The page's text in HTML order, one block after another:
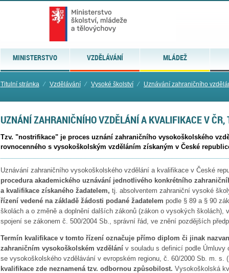
MINISTERSTVO VZDĚLÁVÁNÍ MLÁDEŽ
Titulní stránka ⁄ Vzdělávání ⁄ Vysoké školství ⁄ Uznávání zahraničního
UZNÁNÍ ZAHRANIČNÍHO VZDĚLÁNÍ A KVALIFIKACE V ČR,
Tzv. "nostrifikace" je proces uznání zahraničního vysokoškolského
rovnocenného s vysokoškolským vzděláním získaným v České
Uznávání zahraničního vysokoškolského vzdělání a kvalifikace v České
procedura akademického uznávání jednotlivého konkrétního
a kvalifikace získaného žadatelem, tj. absolventem zahraniční vysoké
řízení vedené na základě žádosti podané žadatelem podle § 89 a § 90
školách a o změně a doplnění dalších zákonů (zákon o vysokých školách),
spojení se zákonem č. 500/2004 Sb., správní řád, ve znění pozdějších
Termín kvalifikace v tomto řízení označuje přímo diplom či jinak
zahraničním vysokoškolském vzdělánív souladu s definicí podle
se vysokoškolského vzdělávání v evropském regionu, č. 60/2000 Sb. m. s.
kvalifikace zde neznamená tzv. odbornou způsobilost. Vysokoškolská